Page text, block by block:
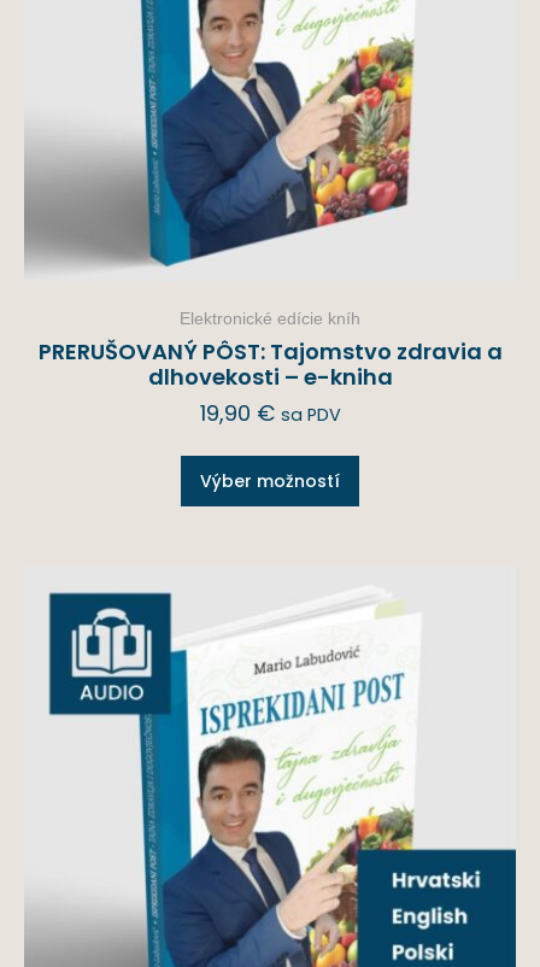
Elektronické edície kníh
PRERUŠOVANÝ PÔST: Tajomstvo zdravia a
dlhovekosti – e-kniha
19,90 € sa PDV
Výber možností